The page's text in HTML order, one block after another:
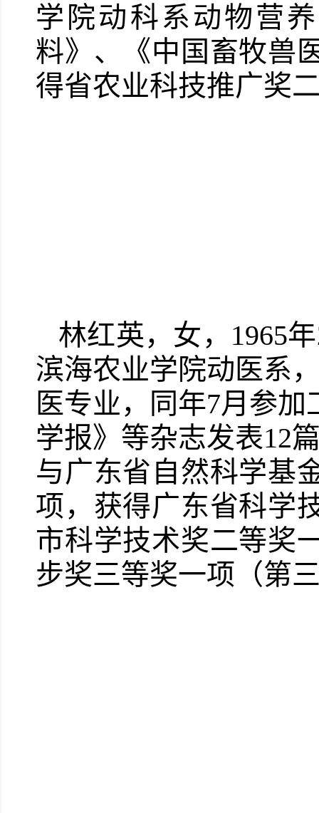
学院动科系动物营
料》、《中国畜牧兽
得省农业科技推广奖
林红英，女，1965
滨海农业学院动医系
医专业，同年7月参
学报》等杂志发表12
与广东省自然科学基
项，获得广东省科学
市科学技术奖二等奖
步奖三等奖一项（第